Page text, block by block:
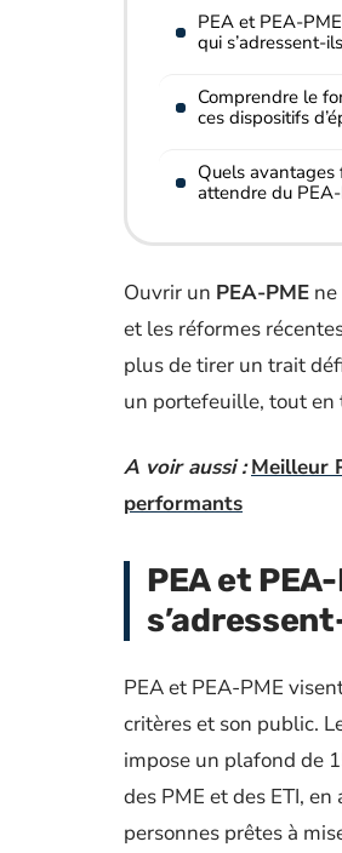
PEA et PEA-
qui s’adressent-
Comprendre le
ces dispositifs
Quels
attendre du
Ouvrir un PEA-PME
et les réformes
plus de tirer un trait
un portefeuille, tout en
A voir aussi : Meilleur
performants
PEA et
PEA et PEA-PME
critères et son public.
impose un plafond de
des PME et des ETI,
personnes prêtes à